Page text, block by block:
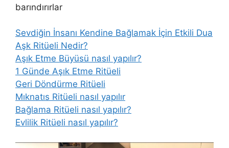
barındırırlar
Sevdiğin İnsanı Kendine Bağlamak İçin Etkili Dua
Aşk Ritüeli Nedir?
Aşık Etme Büyüsü nasıl yapılır?
1 Günde Aşık Etme Ritüeli
Geri Döndürme Ritüeli
Mıknatıs Ritüeli nasıl yapılır
Bağlama Ritüeli nasıl yapılır?
Evlilik Ritüeli nasıl yapılır?